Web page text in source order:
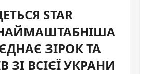
STAR
НАЙМАШТАБНІША
ЗІРОК ТА
ВСІЄЇ УКРАНИ